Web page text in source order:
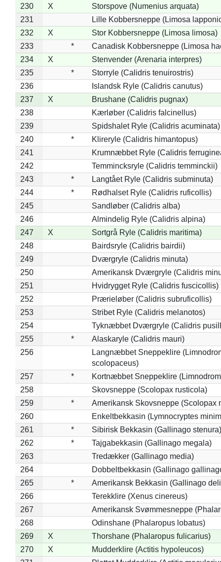
230 X
Storspove (Numenius arquata)
231
Lille Kobbersneppe (Limosa
232
X
Stor Kobbersneppe (Limosa limosa)
233
*
Canadisk Kobbersneppe (Limosa
234
X
Stenvender (Arenaria interpres)
235
*
Storryle (Calidris tenuirostris)
236
Islandsk Ryle (Calidris canutus)
237
X
Brushane (Calidris pugnax)
238
Kærløber (Calidris falcinellus)
239
Spidshalet Ryle (Calidris acuminata)
240
*
Klireryle (Calidris himantopus)
241
Krumnæbbet Ryle (Calidris
242
Temmincksryle (Calidris temminckii)
243
*
Langtået Ryle (Calidris subminuta)
244
*
Rødhalset Ryle (Calidris ruficollis)
245
Sandløber (Calidris alba)
246
Almindelig Ryle (Calidris alpina)
247
X
Sortgrå Ryle (Calidris maritima)
248
Bairdsryle (Calidris bairdii)
249
Dværgryle (Calidris minuta)
250
Amerikansk Dværgryle (Calidris
251
Hvidrygget Ryle (Calidris fuscicollis)
252
Prærieløber (Calidris subruficollis)
253
Stribet Ryle (Calidris melanotos)
254
Tyknæbbet Dværgryle (Calidris
255
*
Alaskaryle (Calidris mauri)
256
Langnæbbet Sneppeklire
scolopaceus)
257
*
Kortnæbbet Sneppeklire
258
Skovsneppe (Scolopax rusticola)
259
*
Amerikansk Skovsneppe (Scolopax
260
Enkeltbekkasin (Lymnocryptes
261
*
Sibirisk Bekkasin (Gallinago stenura)
262
*
Tajgabekkasin (Gallinago megala)
263
Tredækker (Gallinago media)
264
Dobbeltbekkasin (Gallinago
265
*
Amerikansk Bekkasin (Gallinago
266
Terekklire (Xenus cinereus)
267
Amerikansk Svømmesneppe
268
Odinshane (Phalaropus lobatus)
269
X
Thorshane (Phalaropus fulicarius)
270
X
Mudderklire (Actitis hypoleucos)